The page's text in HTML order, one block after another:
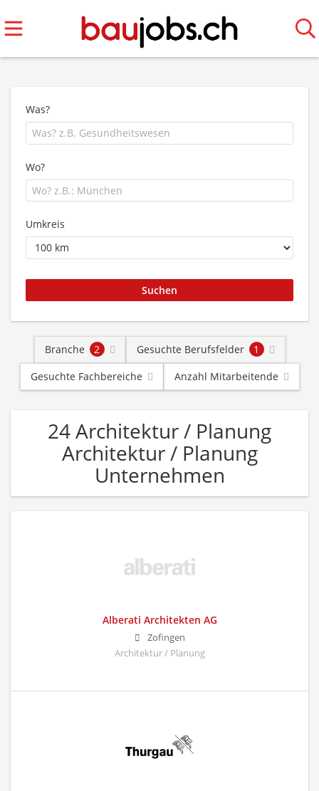
Was?
Wo?
Umkreis
Branche 2 Gesuchte Berufsfelder
1
Gesuchte Fachbereiche
Anzahl Mitarbeitende
24 Architektur / Planung
Architektur / Planung
Unternehmen
Alberati Architekten AG
Zofingen
Architektur / Planung